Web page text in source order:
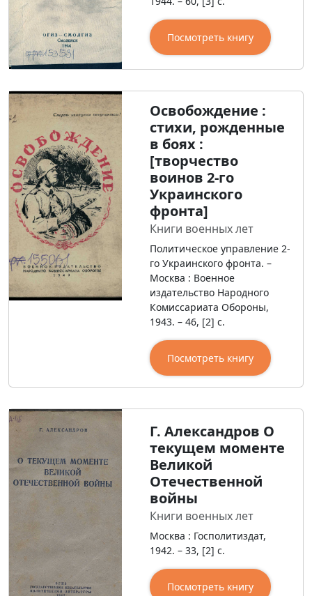
Посмотреть книгу
Освобождение :
стихи, рожденные
в боях :
[творчество
воинов 2-го
Украинского
фронта]
Книги военных лет
Политическое управление 2-
го Украинского фронта. –
Москва : Военное
издательство Народного
Комиссариата Обороны,
1943. – 46, [2] с.
Посмотреть книгу
Г. Александров О
текущем моменте
Великой
Отечественной
войны
Книги военных лет
Москва : Госполитиздат,
1942. – 33, [2] с.
Посмотреть книгу